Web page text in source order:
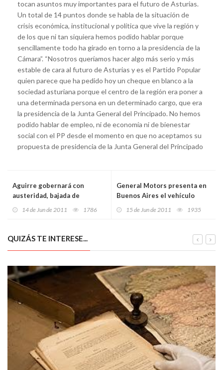
tocan asuntos muy importantes para el futuro de Asturias.
Un total de 14 puntos donde se habla de la situación de
crisis económica, institucional y política que vive la región y
de los que ni tan siquiera hemos podido hablar porque
sencillamente todo ha girado en torno a la presidencia de la
Cámara”. “Nosotros queríamos hacer algo más serio y más
estable de cara al futuro de Asturias y es el Partido Popular
quien parece que ha pedido hoy un cheque en blanco a la
sociedad asturiana porque el centro de la región era poner a
una determinada persona en un determinado cargo, que era
la presidencia de la Junta General del Principado. No hemos
podido hablar de empleo, ni de economía ni de bienestar
social con el PP desde el momento en que no aceptamos su
propuesta de presidencia de la Junta General del Principado
Aguirre gobernará con
austeridad, bajada de
14 de Jun de 2011 1786
General Motors presenta en
Buenos Aires el vehículo
15 de Jun de 2011 1935
QUIZÁS TE INTERESE...